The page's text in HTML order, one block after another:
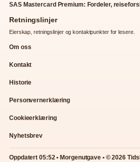
SAS Mastercard Premium: Fordeler,
Retningslinjer
Eierskap, retningslinjer og kontaktpunkter for lesere.
Om oss
Kontakt
Historie
Personvernerklæring
Cookieerklæring
Nyhetsbrev
Oppdatert 05:52 • Morgenutgave • © 2026